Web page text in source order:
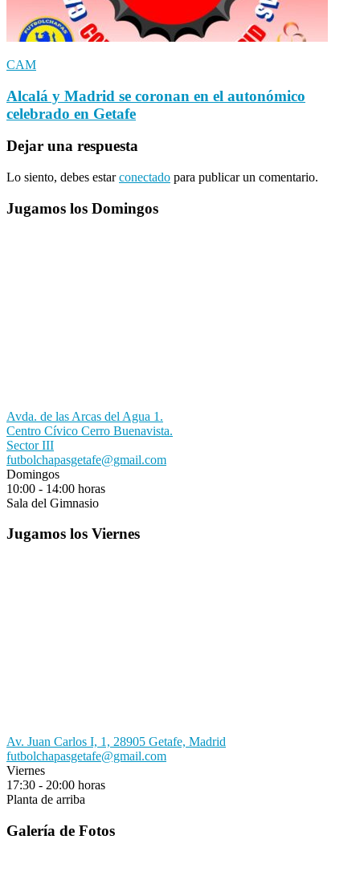
CAM
Alcalá y Madrid se coronan en el autonómico
celebrado en Getafe
Dejar una respuesta
Lo siento, debes estarconectado para publicar un comentario.
Jugamos los Domingos
Avda. de las Arcas del Agua 1.
Centro Cívico Cerro Buenavista.
Sector III
futbolchapasgetafe@gmail.com
Domingos
10:00 - 14:00 horas
Sala del Gimnasio
Jugamos los Viernes
Av. Juan Carlos I, 1, 28905 Getafe, Madrid
futbolchapasgetafe@gmail.com
Viernes
17:30 - 20:00 horas
Planta de arriba
Galería de Fotos